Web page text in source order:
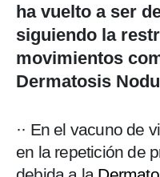
ha vuelto a ser
siguiendo la
movimientos
Dermatosis
·· En el vacuno de
en la repetición de